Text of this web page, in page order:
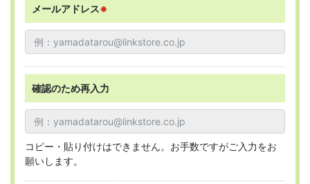
メールアドレス※
確認のため再入力
コピー・貼り付けはできません。お手数ですがご入力をお
願いします。